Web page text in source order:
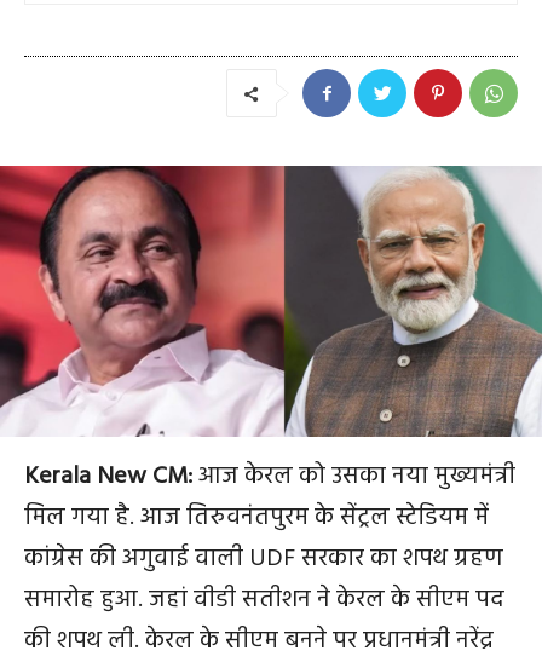
Kerala New CM:आज केरल को उसका नया मुख्यमंत्री
मिल गया है. आज तिरुवनंतपुरम के सेंट्रल स्टेडियम में
कांग्रेस की अगुवाई वाली UDF सरकार का शपथ ग्रहण
समारोह हुआ. जहां वीडी सतीशन ने केरल के सीएम पद
की शपथ ली. केरल के सीएम बनने पर प्रधानमंत्री नरेंद्र